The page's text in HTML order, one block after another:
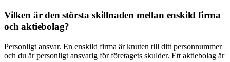
Vilken är den största skillnaden mellan enskild firma
och aktiebolag?
Personligt ansvar. En enskild firma är knuten till ditt personnummer
och du är personligt ansvarig för företagets skulder. Ett aktiebolag är